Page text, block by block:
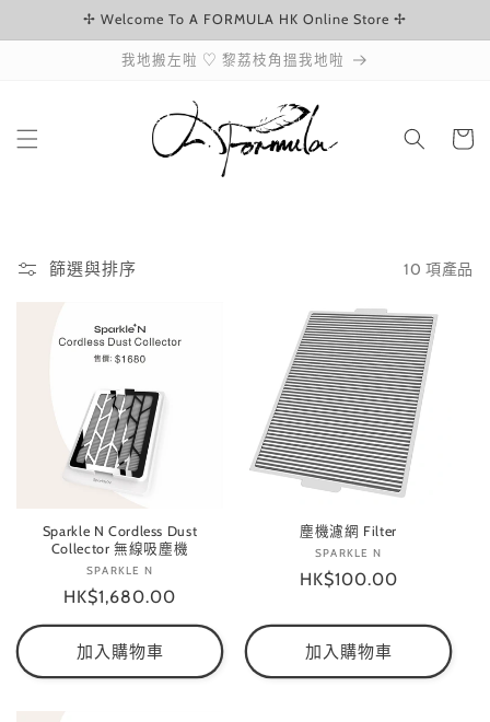
跳至內容✢ Welcome To A FORMULA HK Online Store ✢
我地搬左啦 ♡ 黎荔枝角搵我地啦
物
篩選與排序 10 項產品
Sparkle N Cordless Dust
Collector 無線吸塵機
廠
商：
SPARKLE N
定
價
HK$1,680.00
加入購物車
塵機濾網 Filter
廠
商：
SPARKLE N
定
HK$100.00
加入購物車